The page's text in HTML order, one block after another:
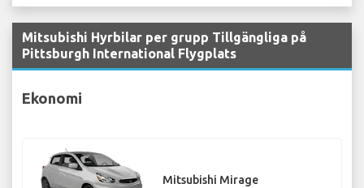
Mitsubishi Hyrbilar per grupp Tillgängliga på
Pittsburgh International Flygplats
Ekonomi
Mitsubishi Mirage